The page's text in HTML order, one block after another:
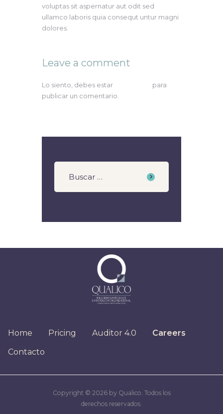
voluptas sit aspernatur aut odit sed
ullamco laboris quia consequt untur magni
dolores.
Leave a comment
Lo siento, debes estar
para
publicar un comentario.
Home Pricing Auditor 4.0
Careers
Contacto
Copyright © 2026 by Qualico. Todos los
derechos reservados.